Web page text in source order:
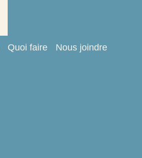
Quoi faire Nous joindre